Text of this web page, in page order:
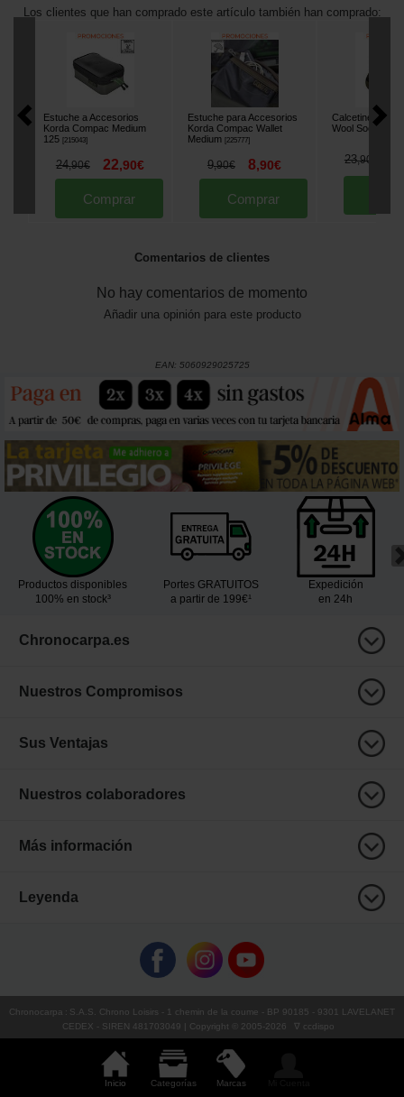
Inicio Categorías Marcas
Los clientes que han comprado este artículo también han comprado:
Estuche a Accesorios
Korda Compac Medium
125 [215043]
24,90€ 22,90€
Comprar
Estuche para Accesorios
Korda Compac Wallet
Medium [225777]
9,90€ 8,90€
Comprar
Calcetines
Wool Sock Olive
23,90
Comentarios de clientes
No hay comentarios de momento
Añadir una opinión para este producto
EAN: 5060929025725
Productos disponibles
100% en stock³
Portes GRATUITOS
a partir de 199€¹
Expedición
en 24h
Chronocarpa.es
Nuestros Compromisos
Sus Ventajas
Nuestros colaboradores
Más información
Leyenda
Chronocarpa : S.A.S. Chrono Loisirs - 1 chemin de la coume - BP 90185 - 9301 LAVELANET
CEDEX - SIREN 481703049 | Copyright © 2005-2026 ∇ ccdispo